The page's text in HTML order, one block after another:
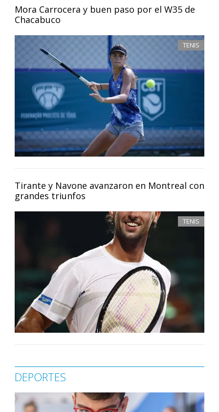
Mora Carrocera y buen paso por el W35 de
Chacabuco
TENIS
Tirante y Navone avanzaron en Montreal con
grandes triunfos
TENIS
DEPORTES